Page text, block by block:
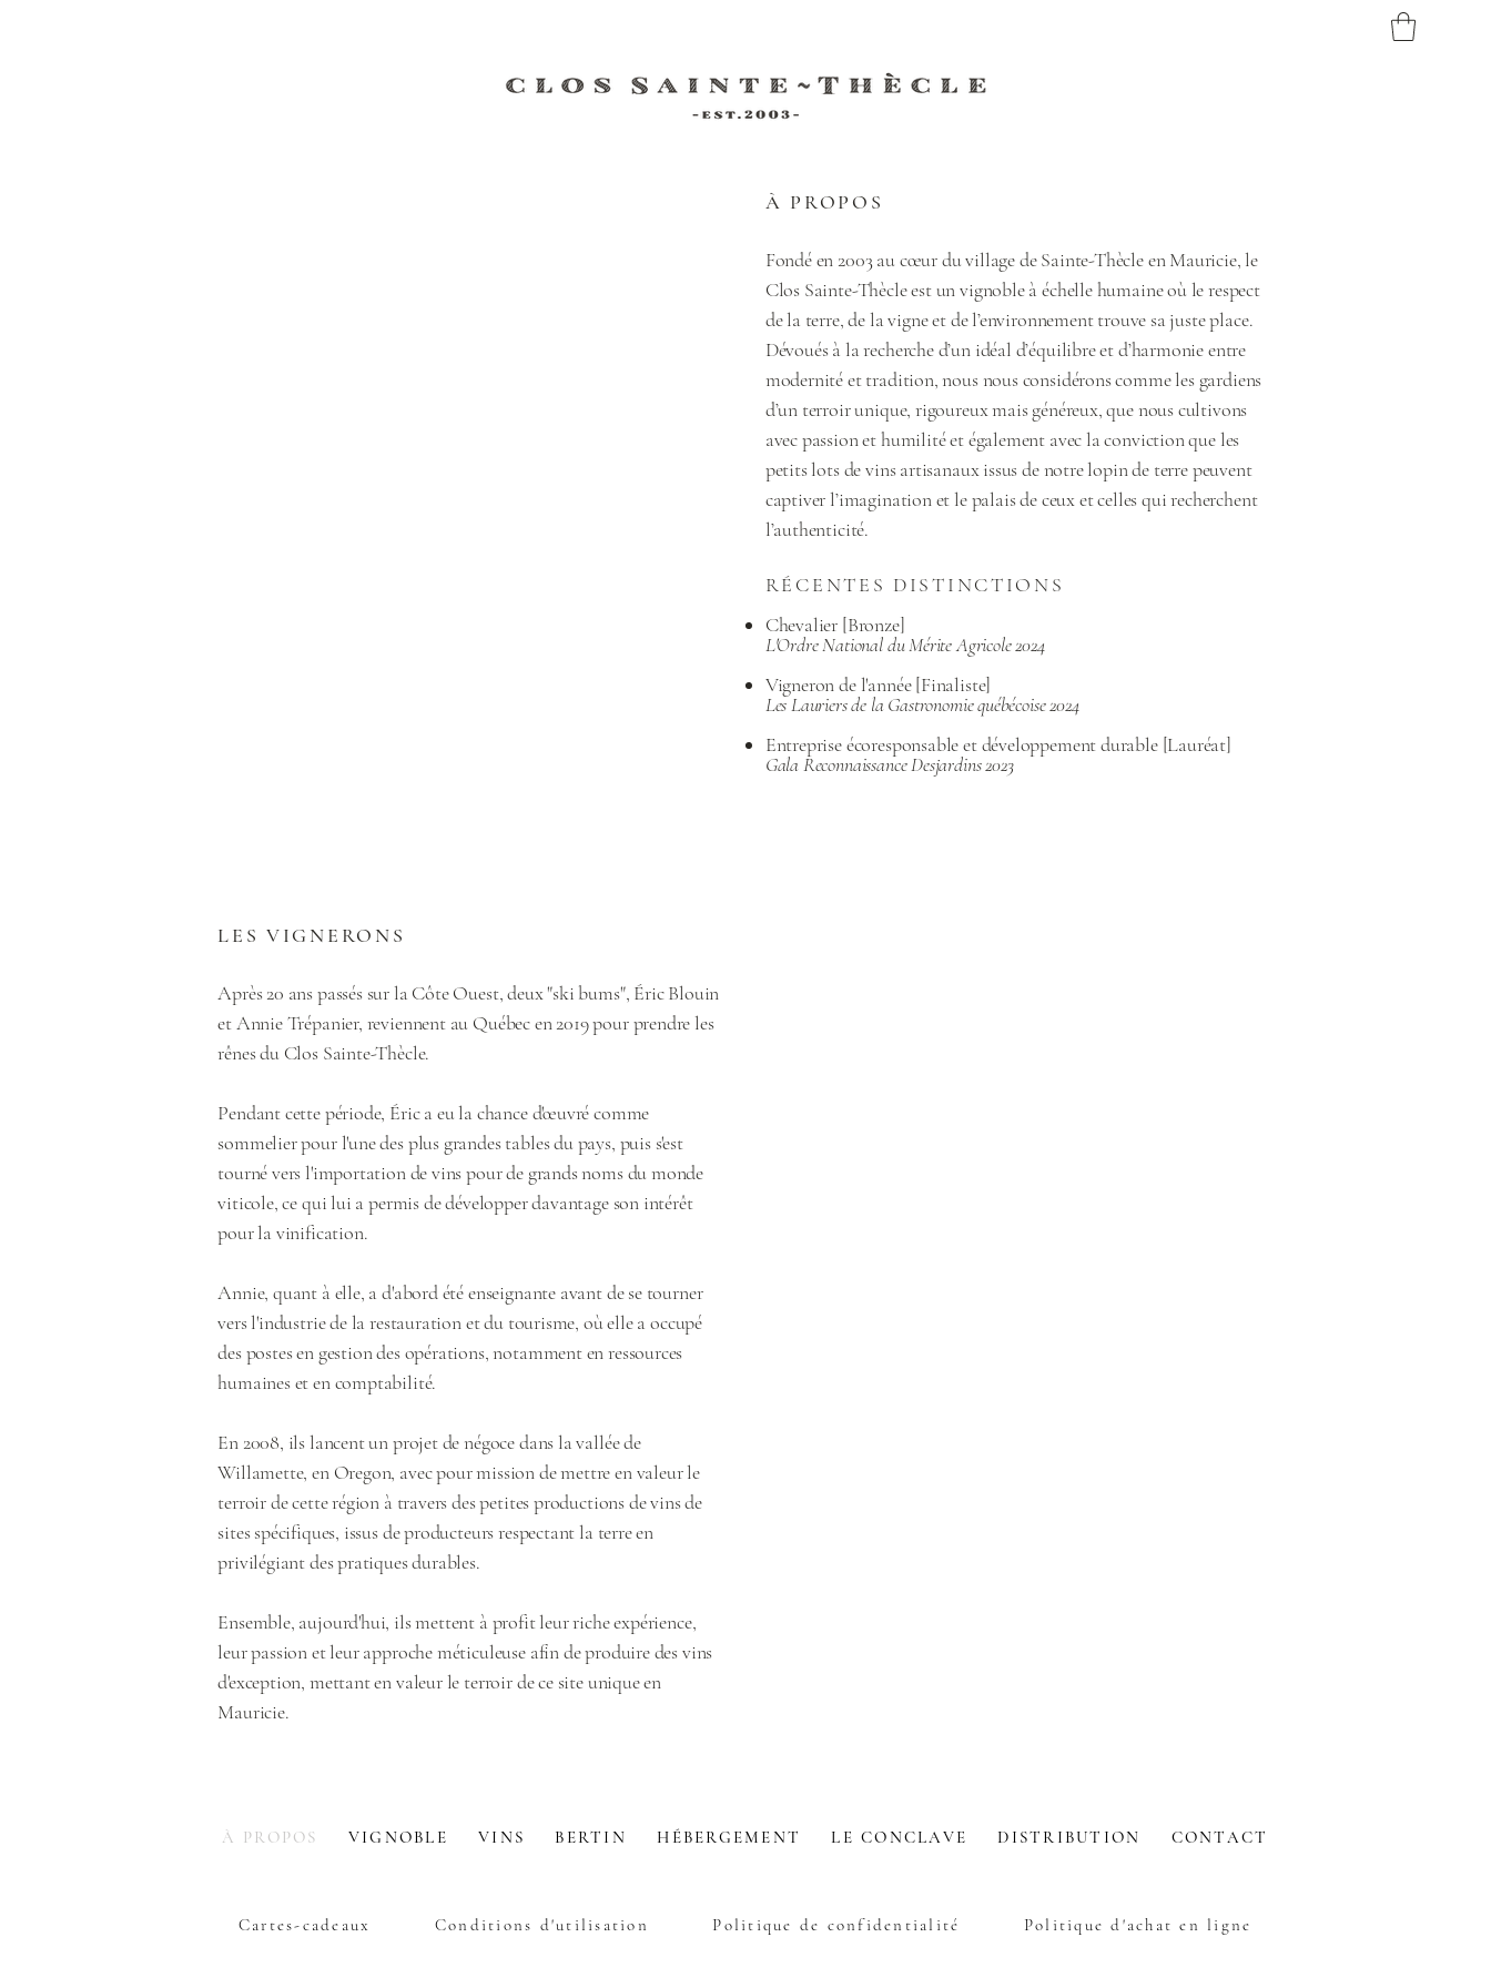
À PROPOS
Fondé en 2003 au cœur du village de Sainte-Thècle en Mauricie, le
Clos Sainte-Thècle est un vignoble à échelle humaine où le respect
de la terre, de la vigne et de l’environnement trouve sa juste place.
Dévoués à la recherche d’un idéal d’équilibre et d’harmonie entre
modernité et tradition, nous nous considérons comme les gardiens
d’un terroir unique, rigoureux mais généreux, que nous cultivons
avec passion et humilité et également avec la conviction que les
petits lots de vins artisanaux issus de notre lopin de terre peuvent
captiver l’imagination et le palais de ceux et celles qui recherchent
l’authenticité.
RÉCENTES DISTINCTIONS
Chevalier [Bronze]
L'Ordre National du Mérite Agricole 2024
Vigneron de l'année [Finaliste]
Les Lauriers de la Gastronomie québécoise 2024
Entreprise écoresponsable et développement durable [Lauréat]
Gala Reconnaissance Desjardins 2023
LES VIGNERONS
Après 20 ans passés sur la Côte Ouest, deux "ski bums", Éric Blouin
et Annie Trépanier, reviennent au Québec en 2019 pour prendre les
rênes du Clos Sainte-Thècle.
Pendant cette période, Éric a eu la chance d'œuvré comme
sommelier pour l'une des plus grandes tables du pays, puis s'est
tourné vers l'importation de vins pour de grands noms du monde
viticole, ce qui lui a permis de développer davantage son intérêt
pour la vinification.
Annie, quant à elle, a d'abord été enseignante avant de se tourner
vers l'industrie de la restauration et du tourisme, où elle a occupé
des postes en gestion des opérations, notamment en ressources
humaines et en comptabilité.
En 2008, ils lancent un projet de négoce dans la vallée de
Willamette, en Oregon, avec pour mission de mettre en valeur le
terroir de cette région à travers des petites productions de vins de
sites spécifiques, issus de producteurs respectant la terre en
privilégiant des pratiques durables.
Ensemble, aujourd'hui, ils mettent à profit leur riche expérience,
leur passion et leur approche méticuleuse afin de produire des vins
d'exception, mettant en valeur le terroir de ce site unique en
Mauricie.
À PROPOS VIGNOBLE VINS BERTIN HÉBERGEMENT LE CONCLAVE DISTRIBUTION CONTACT
Cartes-cadeaux Conditions d'utilisation Politique de confidentialité Politique d'achat en ligne